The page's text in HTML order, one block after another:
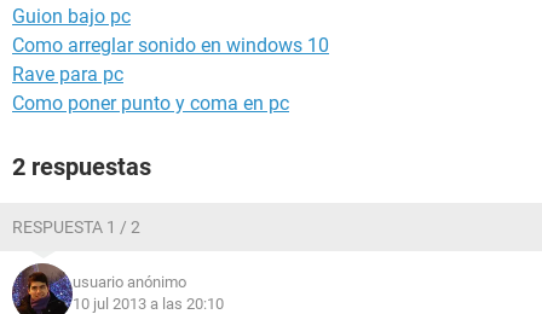
Guion bajo pc
Como arreglar sonido en windows 10
Rave para pc
Como poner punto y coma en pc
2 respuestas
RESPUESTA 1 / 2
usuario anónimo
10 jul 2013 a las 20:10